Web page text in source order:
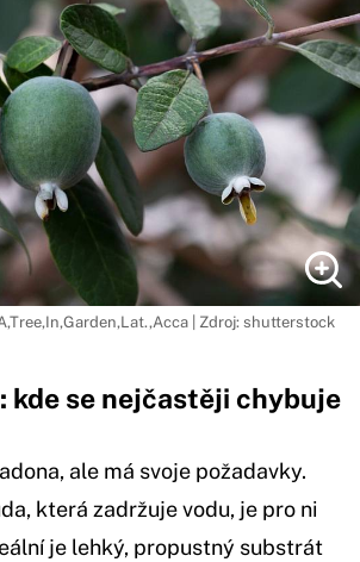
| Zdroj: shutterstock
kde se nejčastěji chybuje
ale má svoje požadavky.
která zadržuje vodu, je pro ni
je lehký, propustný substrát